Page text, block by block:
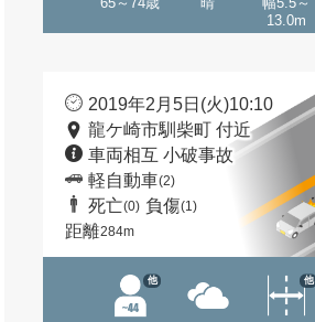
13.0m
2019年2月5日(火)10:10
龍ケ崎市馴柴町 付近
車両相互 小破事故
軽自動車(2)
死亡(0) 負傷(1)
距離284m
他 他